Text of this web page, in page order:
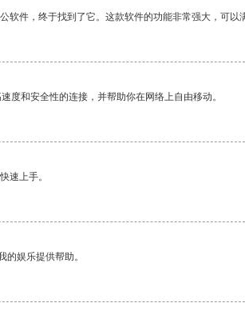
软件，终于找到了它。这款软件的功能非常强大，可
度和安全性的连接，并帮助你在网络上自由移动。
速上手。
娱乐提供帮助。